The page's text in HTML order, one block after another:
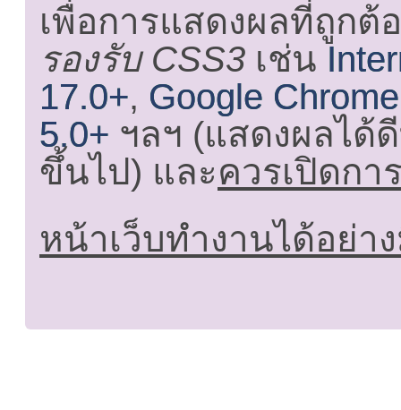
เพื่อการแสดงผลที่ถูกต้
รองรับ CSS3 เช่น
17.0+, Google
5.0+ ฯลฯ (แสดงผลได้
ขึ้นไป) และควรเปิดกา
หน้าเว็บทำงานได้อย่า